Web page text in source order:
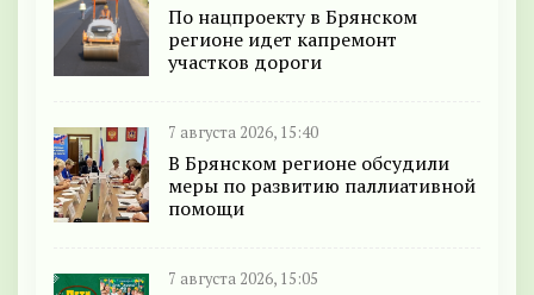
По нацпроекту в Брянском
регионе идет капремонт
участков дороги
7 августа 2026, 15:40
В Брянском регионе обсудили
меры по развитию паллиативной
помощи
7 августа 2026, 15:05